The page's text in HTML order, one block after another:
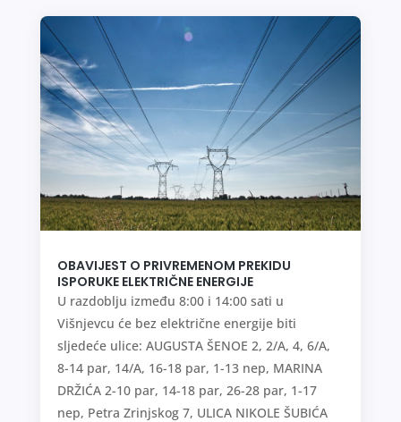
OBAVIJEST O PRIVREMENOM PREKIDU
ISPORUKE ELEKTRIČNE ENERGIJE
U razdoblju između 8:00 i 14:00 sati u
Višnjevcu će bez električne energije biti
sljedeće ulice: AUGUSTA ŠENOE 2, 2/A, 4, 6/A,
8-14 par, 14/A, 16-18 par, 1-13 nep, MARINA
DRŽIĆA 2-10 par, 14-18 par, 26-28 par, 1-17
nep, Petra Zrinjskog 7, ULICA NIKOLE ŠUBIĆA